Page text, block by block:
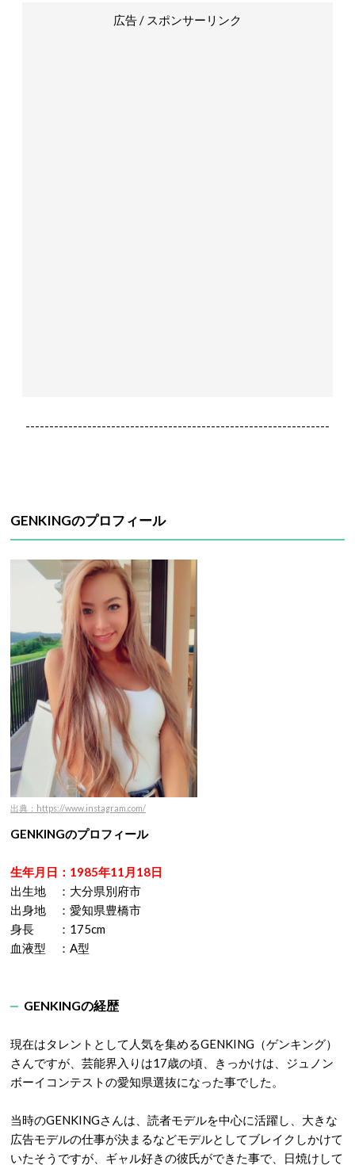
広告 / スポンサーリンク
----------------------------------------------------------------
GENKINGのプロフィール
出典：https://www.instagram.com/
GENKINGのプロフィール
生年月日：1985年11月18日
出生地 ：大分県別府市
出身地 ：愛知県豊橋市
身長 ：175cm
血液型 ：A型
GENKINGの経歴
現在はタレントとして人気を集めるGENKING（ゲンキング）
さんですが、芸能界入りは17歳の頃、きっかけは、ジュノン
ボーイコンテストの愛知県選抜になった事でした。
当時のGENKINGさんは、読者モデルを中心に活躍し、大きな
広告モデルの仕事が決まるなどモデルとしてブレイクしかけて
いたそうですが、ギャル好きの彼氏ができた事で、日焼けして